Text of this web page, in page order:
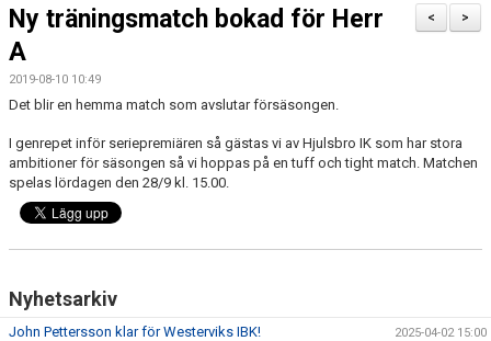
BILDGALLERI
DOKUMENT
>
<
Ny träningsmatch bokad för Herr
A
2019-08-10 10:49
Det blir en hemma match som avslutar försäsongen.
I genrepet inför seriepremiären så gästas vi av Hjulsbro IK som har stora
ambitioner för säsongen så vi hoppas på en tuff och tight match. Matchen
spelas lördagen den 28/9 kl. 15.00.
Nyhetsarkiv
John Pettersson klar för Westerviks IBK! 2025-04-02 15:00